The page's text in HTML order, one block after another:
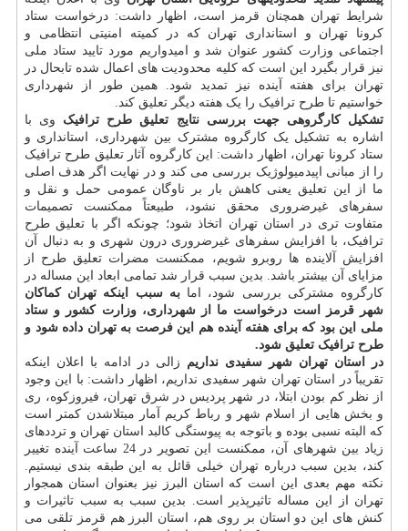
شرایط تهران همچنان قرمز است، اظهار داشت: درخواست ستاد
کرونا تهران و استانداری تهران که در کمیته امنیتی انتظامی و
اجتماعی وزارت کشور عنوان شد و امیدواریم مورد تایید ستاد ملی
نیز قرار بگیرد این است که کلیه محدودیت های اعمال شده تابحال در
تهران برای هفته آینده نیز تمدید شود. همین طور از شهرداری
خواستیم تا طرح ترافیک را یک هفته دیگر تعلیق کند.
تشکیل کارگروهی جهت بررسی نتایج تعلیق طرح ترافیک وی با
اشاره به تشکیل یک کارگروه مشترک بین شهرداری، استانداری و
ستاد کرونا تهران، اظهار داشت: این کارگروه آثار تعلیق طرح ترافیک
را از مبانی اپیدمیولوژیک بررسی می کند و در نهایت اگر هدف اصلی
ما از این تعلیق یعنی کاهش بار بر ناوگان عمومی حمل و نقل و
سفرهای غیرضروری محقق نشود، طبیعتاً ممکنست تصمیمات
متفاوت تری در استان تهران اتخاذ شود؛ چونکه اگر با تعلیق طرح
ترافیک، با افزایش سفرهای غیرضروری درون شهری و به دنبال آن
افزایش آلاینده ها روبرو شویم، ممکنست مضرات تعلیق طرح از
مزایای آن بیشتر باشد. بدین سبب قرار شد تمامی ابعاد این مساله در
کارگروه مشترکی بررسی شود، اما به سبب اینکه تهران کماکان
شهر قرمز است درخواست ما از شهرداری، وزارت کشور و ستاد
ملی این بود که برای هفته آینده هم این فرصت به تهران داده شود و
طرح ترافیک تعلیق شود.
در استان تهران شهر سفیدی نداریم زالی در ادامه با اعلان اینکه
تقریباً در استان تهران شهر سفیدی نداریم، اظهار داشت: با این وجود
از نظر کم بودن ابتلا، در شهر پردیس در شرق تهران، فیروزکوه، ری
و بخش هایی از اسلام شهر و رباط کریم آمار مبتلاشدن کمتر است
که البته نسبی بوده و باتوجه به پیوستگی کالبد استان تهران و ترددهای
زیاد بین شهرهای آن، ممکنست این تصویر در 24 ساعت آینده تغییر
کند، بدین سبب درباره تهران خیلی قائل به این طبقه بندی نیستیم.
نکته مهم بعدی این است که استان البرز نیز بعنوان استان همجوار
تهران از این مساله تاثیرپذیر است. بدین سبب به سبب تاثیرات و
کنش های این دو استان بر روی هم، استان البرز هم قرمز تلقی می